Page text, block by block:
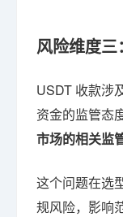
风险维度
USDT 收款涉
资金的监管态
市场的相关监
这个问题在选
规风险，影响